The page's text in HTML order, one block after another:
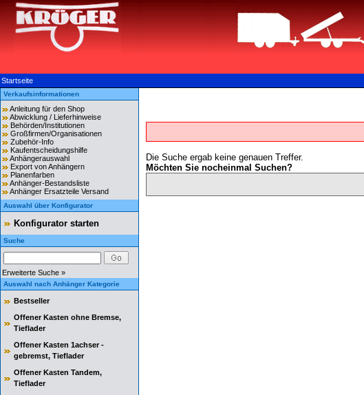
Startseite
Verkaufsinformationen
Anleitung für den Shop
Abwicklung / Lieferhinweise
Behörden/Institutionen
Großfirmen/Organisationen
Zubehör-Info
Kaufentscheidungshilfe
Anhängerauswahl
Export von Anhängern
Planenfarben
Anhänger-Bestandsliste
Anhänger Ersatzteile Versand
Auswahl über Konfigurator
Konfigurator starten
Suche
Erweiterte Suche »
Auswahl nach Anhänger Kategorie
Bestseller
Offener Kasten ohne Bremse,
Tieflader
Offener Kasten 1achser -
gebremst, Tieflader
Offener Kasten Tandem,
Tieflader
Die Suche ergab keine genauen Treffer.
Möchten Sie nocheinmal Suchen?